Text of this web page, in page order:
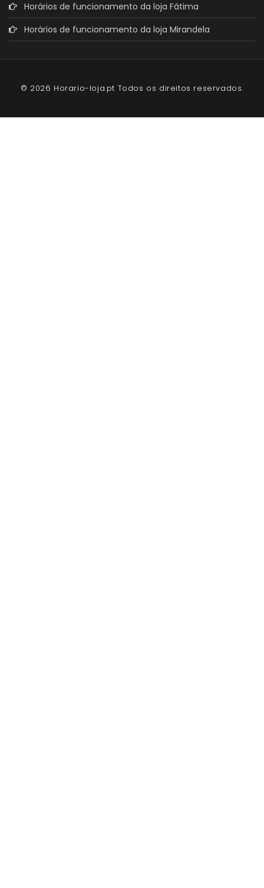
Horários de funcionamento da loja Fátima
Horários de funcionamento da loja Mirandela
© 2026 Horario-loja.pt Todos os direitos reservados.